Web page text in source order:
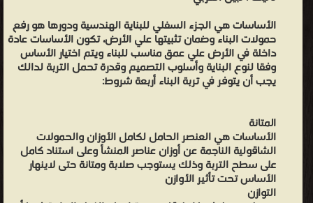
خاصة، حيث يوضع احينا قمصان معدنية حول الأوتاد عندما تكون التربة
رطبة أي مشبعة بالماء، أيضا انزال هيكل التسليح المعدني وتصب
خرسانة الوتر ويسحب القميص للحماية. تزود كل من الأوتاد الخرسانية
والمسبقة الصنع بقلانس مسلحة فوق الرؤس التي تتعرض للدق وهذا
بالات خاصة تحمل الأجهدات الخاصة والناجمة عن ثقلهاو حملها و
الصالحة لتأسيس البناية وتحمل في غالب الأحيان عدة اوتاد متقاربة في
حزمة علي شكل قبعة وترتكز قاعدة المنشاة علي مجموعة حزم، تكون
الأوتاد شاقولية وقليلا ما تكون مائلة. الركائز هي من الأساسات
العميقة تتكون من كثل الخرسانة تقوم بنقل ثقل المنشات إلى التربة.
الأساسات الخاصة هي أساسات تقام في المنشاة الضخمة مثل : ناطحات
الأساسات هي الجزء السفلي للبناية الهندسية ودورها هو رفع
حمولات البناء وضمان تثبيتها علي الأرض، تكون الأساسات عادة
داخلة في الأرض علي عمق مناسب للبناء ويتم اختيار الأساس
وفقا لنوع البناية وأسلوب التصميم وقدرة تحمل التربة لدالك
يجب أن يتوفر في تربة البناء أربعة شروط:
المتانة
الأساسات هي العنصر الحامل لكامل الأوزان والحمولات
الشاقولية الناجمة عن أوزان عناصر المنشأ وعلى استناد كامل
على سطح التربة وذلك يستوجب صلابة ومتانة حتى لاينهار
الأساس تحت تأثير الأوازن
التوازن